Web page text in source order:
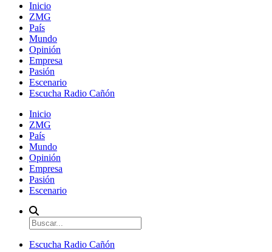
Inicio
ZMG
País
Mundo
Opinión
Empresa
Pasión
Escenario
Escucha Radio Cañón
Inicio
ZMG
País
Mundo
Opinión
Empresa
Pasión
Escenario
Escucha Radio Cañón